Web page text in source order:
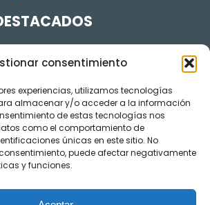
consentimiento
experiencias, utilizamos tecnologías
almacenar y/o acceder a la información
de estas tecnologías nos
como el comportamiento de
únicas en este sitio. No
puede afectar negativamente
y funciones.
605 834 045
948 368 156
Local 2030
948 074 848
en YouTube